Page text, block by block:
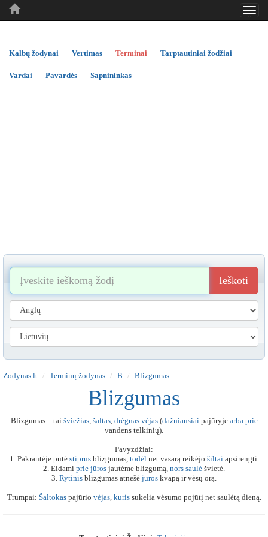
..
..
Kalbų žodynai Vertimas Terminai Tarptautiniai žodžiai
Vardai Pavardės Sapnininkas
Ieškoti
Zodynas.lt Terminų žodynas B Blizgumas
Blizgumas
Blizgumas – tai šviežias, šaltas, drėgnas vėjas(dažniausiaipajūryje arba prie
vandens telkinių).
Pavyzdžiai:
1. Pakrantėje pūtė stiprusblizgumas, todėlnet vasarą reikėjo šiltaiapsirengti.
2. Eidami prie jūros jautėme blizgumą, nors saulė švietė.
3. Rytinis blizgumas atnešė jūros kvapą ir vėsų orą.
Trumpai: Šaltokaspajūrio vėjas, kurissukelia vėsumo pojūtį net saulėtą dieną.